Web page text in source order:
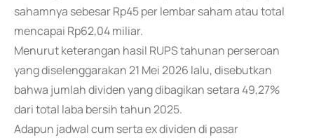
sahamnya sebesar Rp45 per lembar saham atau total
mencapai Rp62,04 miliar.
Menurut keterangan hasil RUPS tahunan perseroan
yang diselenggarakan 21 Mei 2026 lalu, disebutkan
bahwa jumlah dividen yang dibagikan setara 49,27%
dari total laba bersih tahun 2025.
Adapun jadwal cum serta ex dividen di pasar